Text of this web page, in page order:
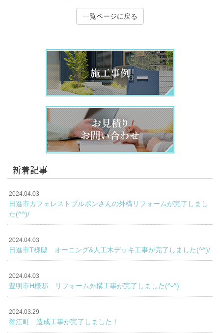
一覧ページに戻る
新着記事
2024.04.03
日進市カフェレストブルボンさんの外構リフォームが完了しまし
た(^^)/
2024.04.03
日進市T様邸 オーニング&人工木デッキ工事が完了しました(^^)/
2024.04.03
豊明市H様邸 リフォーム外構工事が完了しました(^-^)
2024.03.29
蟹江町 造成工事が完了しました！